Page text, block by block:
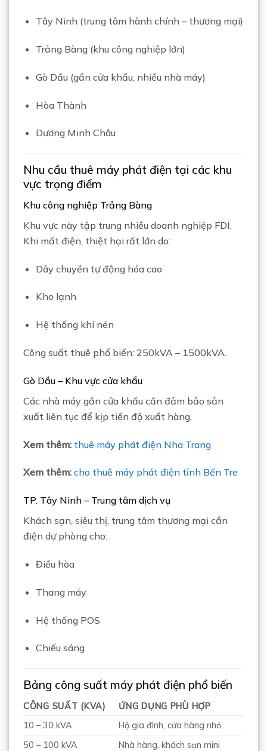
Tây Ninh(trung tâm hành chính – thương mại)
Trảng Bàng(khu công nghiệp lớn)
Gò Dầu(gần cửa khẩu, nhiều nhà máy)
Hòa Thành
Dương Minh Châu
Nhu cầu thuê máy phát điện tại các khu
vực trọng điểm
Khu công nghiệp Trảng Bàng
Khu vực này tập trung nhiều doanh nghiệp FDI.
Khi mất điện, thiệt hại rất lớn do:
Dây chuyền tự động hóa cao
Kho lạnh
Hệ thống khí nén
Công suất thuê phổ biến: 250kVA – 1500kVA.
Gò Dầu – Khu vực cửa khẩu
Các nhà máy gần cửa khẩu cần đảm bảo sản
xuất liên tục để kịp tiến độ xuất hàng.
Xem thêm: thuê máy phát điện Nha Trang
Xem thêm: cho thuê máy phát điện tỉnh Bến Tre
TP. Tây Ninh – Trung tâm dịch vụ
Khách sạn, siêu thị, trung tâm thương mại cần
điện dự phòng cho:
Điều hòa
Thang máy
Hệ thống POS
Chiếu sáng
Bảng công suất máy phát điện phổ biến
CÔNG SUẤT (KVA)
ỨNG DỤNG PHÙ HỢP
10 – 30 kVA
Hộ gia đình, cửa hàng nhỏ
50 – 100 kVA
Nhà hàng, khách sạn mini